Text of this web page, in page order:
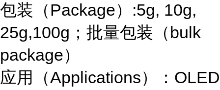
包装（Package） :5g, 10g,
25g,100g；批量包装（bulk
package）
应用（Applications）
：OLED